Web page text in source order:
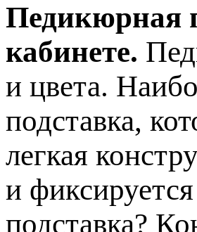
Педикюрная
кабинете.
и цвета.
подставка,
легкая
и
подставка?